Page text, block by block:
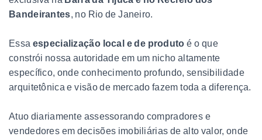
Bandeirantes, no Rio de Janeiro.
Essa especialização local e de produtoé o que
constrói nossa autoridade em um nicho altamente
específico, onde conhecimento profundo, sensibilidade
arquitetônica e visão de mercado fazem toda a diferença.
Atuo diariamente assessorando compradores e
vendedores em decisões imobiliárias de alto valor, onde